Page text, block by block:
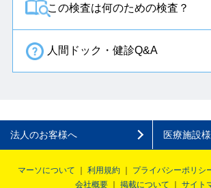
この検査は何のための検査？
人間ドック・健診Q&A
法人のお客様へ 医療施設
マーソについて 利用規約 プライバシーポリシ
会社概要
掲載について サイト